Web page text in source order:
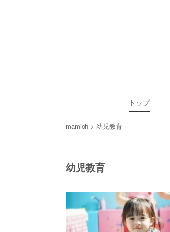
トップ
mamioh 幼児教育
幼児教育